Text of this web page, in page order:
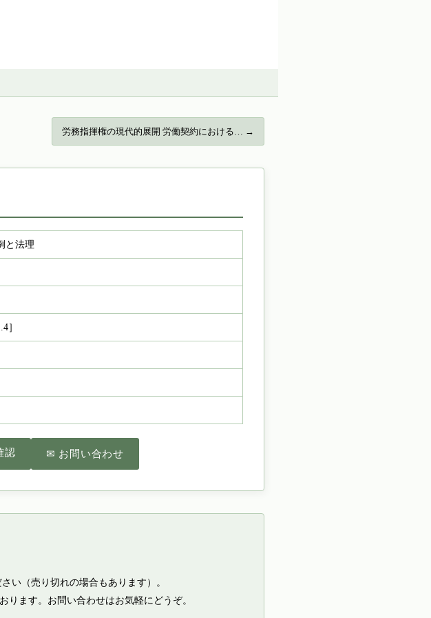
労務指揮権の現代的展開 労働契約における… →
と法理
］
認 ✉ お問い合わせ
い（売り切れの場合もあります）。
ます。お問い合わせはお気軽にどうぞ。